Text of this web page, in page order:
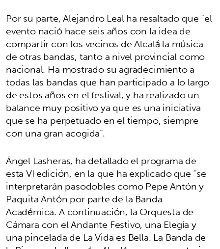
Por su parte, Alejandro Leal ha resaltado que “el
evento nació hace seis años con la idea de
compartir con los vecinos de Alcalá la música
de otras bandas, tanto a nivel provincial como
nacional. Ha mostrado su agradecimiento a
todas las bandas que han participado a lo largo
de estos años en el festival, y ha realizado un
balance muy positivo ya que es una iniciativa
que se ha perpetuado en el tiempo, siempre
con una gran acogida”.
Ángel Lasheras, ha detallado el programa de
esta VI edición, en la que ha explicado que “se
interpretarán pasodobles como Pepe Antón y
Paquita Antón por parte de la Banda
Académica. A continuación, la Orquesta de
Cámara con el Andante Festivo, una Elegía y
una pincelada de La Vida es Bella. La Banda de